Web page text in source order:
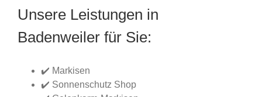
Unsere Leistungen in
Badenweiler für Sie:
✔️ Markisen
✔️ Sonnenschutz Shop